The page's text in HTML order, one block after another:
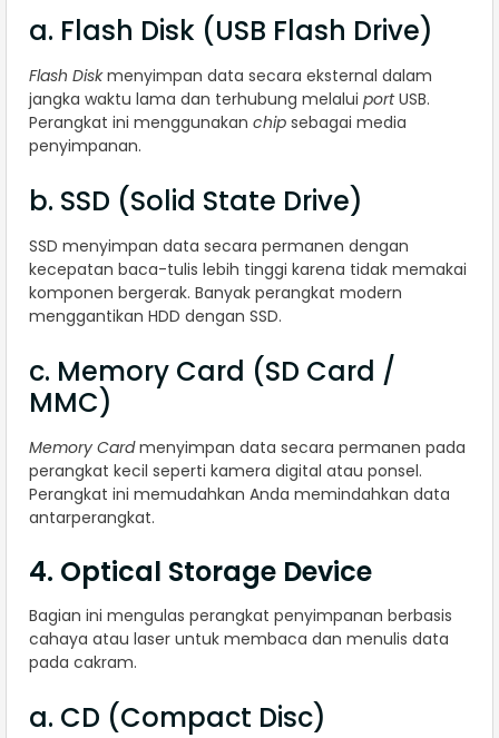
a. Flash Disk (USB Flash Drive)
Flash Diskmenyimpan data secara eksternal dalam
jangka waktu lama dan terhubung melalui portUSB.
Perangkat ini menggunakan chip sebagai media
penyimpanan.
b. SSD (Solid State Drive)
SSD menyimpan data secara permanen dengan
kecepatan baca-tulis lebih tinggi karena tidak memakai
komponen bergerak. Banyak perangkat modern
menggantikan HDD dengan SSD.
c. Memory Card (SD Card /
MMC)
Memory Cardmenyimpan data secara permanen pada
perangkat kecil seperti kamera digital atau ponsel.
Perangkat ini memudahkan Anda memindahkan data
antarperangkat.
4. Optical Storage Device
Bagian ini mengulas perangkat penyimpanan berbasis
cahaya atau laser untuk membaca dan menulis data
pada cakram.
a. CD (Compact Disc)